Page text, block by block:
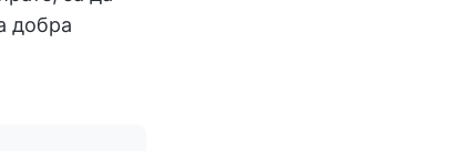
добра